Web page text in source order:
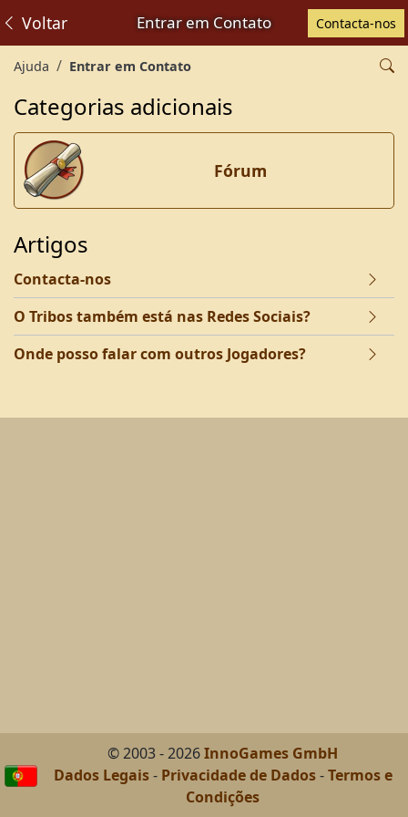
Entrar em Contato
Voltar Contacta-nos
Ajuda Entrar em Contato
Categorias adicionais
Fórum
Artigos
Contacta-nos
O Tribos também está nas Redes Sociais?
Onde posso falar com outros Jogadores?
© 2003 - 2026InnoGames GmbH
Dados Legais- Privacidade de Dados-Termos e
Condições